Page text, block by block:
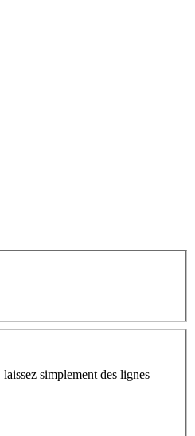
simplement des lignes